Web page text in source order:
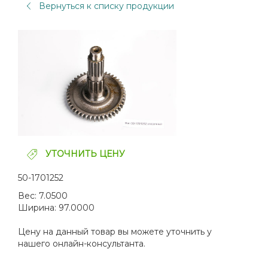
Вернуться к списку продукции
УТОЧНИТЬ ЦЕНУ
50-1701252
Вес: 7.0500
Ширина: 97.0000
Цену на данный товар вы можете уточнить у
нашего онлайн-консультанта.